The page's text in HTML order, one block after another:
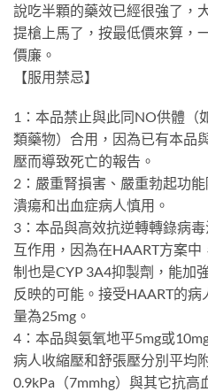
說吃半顆的藥效已經很強了，
提槍上馬了，按最低價來算，
價廉。
【服用禁忌】
1：本品禁止與此同NO供體（
類藥物）合用，因為已有本品
壓而導致死亡的報告。
2：嚴重腎損害、嚴重勃起功
潰瘍和出血症病人慎用。
3：本品與高效抗逆轉轉錄病
互作用，因為在HAART方案
制也是CYP 3A4抑製劑，能加
反映的可能。接受HAART的
量為25mg。
4：本品與氨氧地平5mg或
病人收縮壓和舒張壓分別平均
0.9kPa（7mmhg）與其它抗高